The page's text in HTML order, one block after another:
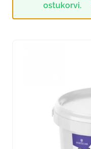
ostukorvi.